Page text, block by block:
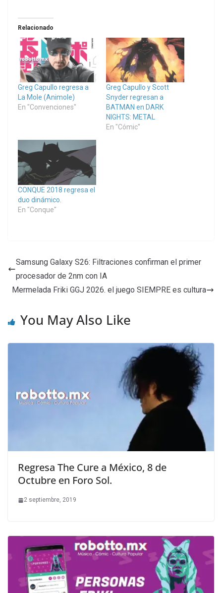
Relacionado
Greg Capullo regresa a
La Mole (Animole)
En "Convenciones"
Greg Capullo y Scott
Snyder regresan a
BATMAN en DARK
NIGHTS: METAL
En "Cómic"
CONQUE 2018 regresa el
duo dinámico.
En "Conque"
Samsung Galaxy S26: Filtraciones confirman el primer
procesador de 2nm con IA
Mermelada Friki GGJ 2026. el juego SIEMPRE es cultura
You May Also Like
Regresa The Cure a México, 8 de
Octubre en Foro Sol.
2 septiembre, 2019